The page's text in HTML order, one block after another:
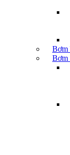
Bơm
Bơm